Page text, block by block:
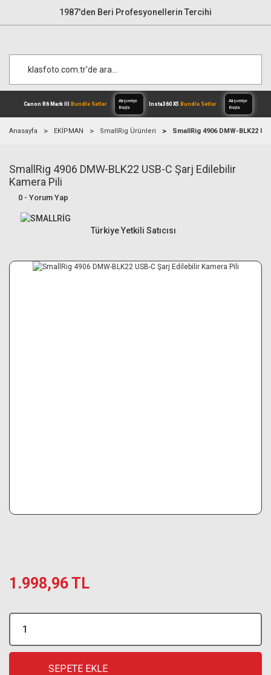
1987'den Beri Profesyonellerin Tercihi
Canon R6 Mark IIIBundle Setler
Alışverişe
Anasayfa EKİPMAN SmallRig Ürünleri SmallRig 4906 DMW-BLK22
SmallRig 4906 DMW-BLK22 USB-C Şarj Edilebilir
Kamera Pili
0 - Yorum Yap
Türkiye Yetkili Satıcısı
1.998,96 TL
SEPETE EKLE